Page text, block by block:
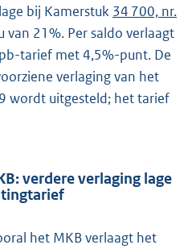
bij Kamerstuk 34 700, nr.
van 21%. Per saldo verlaagt
tarief met 4,5%-punt. De
verlaging van het
wordt uitgesteld; het tarief
verdere verlaging lage
het MKB verlaagt het